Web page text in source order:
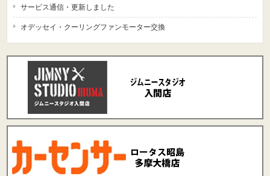
サービス通信・更新しました
オデッセイ・クーリングファンモーター交換